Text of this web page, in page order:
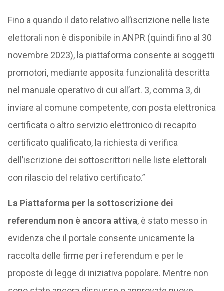
Fino a quando il dato relativo all’iscrizione nelle liste
elettorali non è disponibile in ANPR (quindi fino al 30
novembre 2023), la piattaforma consente ai soggetti
promotori, mediante apposita funzionalità descritta
nel manuale operativo di cui all’art. 3, comma 3, di
inviare al comune competente, con posta elettronica
certificata o altro servizio elettronico di recapito
certificato qualificato, la richiesta di verifica
dell’iscrizione dei sottoscrittori nelle liste elettorali
con rilascio del relativo certificato.”
La Piattaforma per la sottoscrizione dei
referendum non è ancora attiva, è stato messo in
evidenza che il portale consente unicamente la
raccolta delle firme per i referendum e per le
proposte di legge di iniziativa popolare. Mentre non